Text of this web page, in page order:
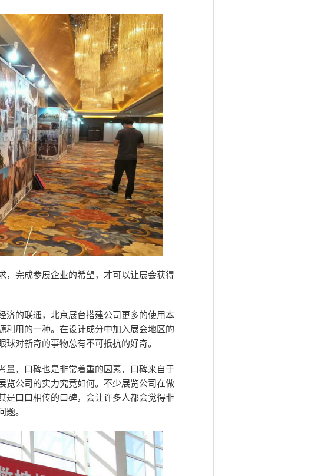
，完成参展企业的希望，才可以让展会获得
济的联通，北京展台搭建公司更多的使用本
利用的一种。在设计成分中加入展会地区的
对新奇的事物总有不可抵抗的好奇。
量，口碑也是非常着重的因素，口碑来自于
览公司的实力究竟如何。不少展览公司在做
是口口相传的口碑，会让许多人都会觉得非
题。